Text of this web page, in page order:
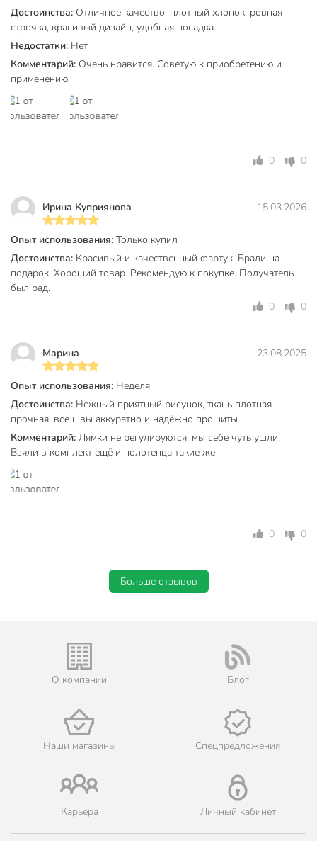
ценит высокое качество в каждой детали.
Техническая информация
Плотность, г/м2
170 г/м2
Состав
Бренд
Материал
Наличие кармана
Цвет
белый
Модель
Весна
Достоинства: Отличное качество, плотный хлопок, ровная
строчка, красивый дизайн, удобная посадка.
Недостатки: Нет
Комментарий: Очень нравится. Советую к приобретению и
применению.
0 0
Ирина Куприянова 15.03.2026
Опыт использования: Только купил
Достоинства: Красивый и качественный фартук. Брали на
подарок. Хороший товар. Рекомендую к покупке. Получатель
был рад.
0
0
Марина 23.08.2025
Опыт использования: Неделя
Достоинства: Нежный приятный рисунок, ткань плотная
прочная, все швы аккуратно и надёжно прошиты
Комментарий: Лямки не регулируются, мы себе чуть ушли.
Взяли в комплект ещё и полотенца такие же
0 0
Больше отзывов
О компании Блог
Наши магазины Спецпредложения
Карьера Личный кабинет